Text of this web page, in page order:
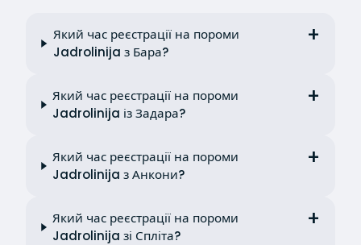
Який час реєстрації на пороми
Jadrolinija з Бара?
Який час реєстрації на пороми
Jadrolinija із Задара?
Який час реєстрації на пороми
Jadrolinija з Анкони?
Який час реєстрації на пороми
Jadrolinija зі Спліта?